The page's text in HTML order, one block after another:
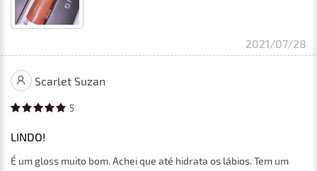
2021/07/28
Scarlet Suzan
5
LINDO!
É um gloss muito bom. Achei que até hidrata os lábios. Tem um